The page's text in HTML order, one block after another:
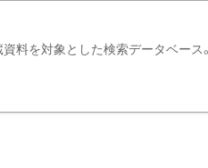
料を対象とした検索データベース